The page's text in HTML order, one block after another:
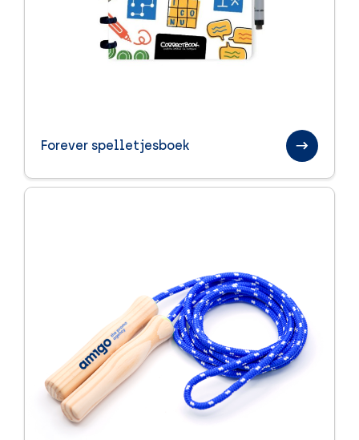
Forever spelletjesboek